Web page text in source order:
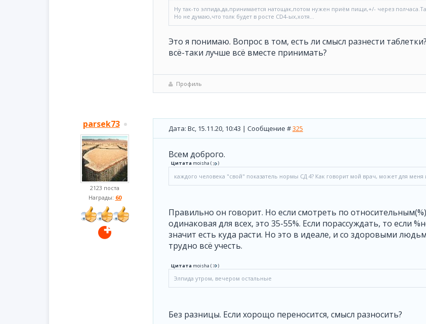
Ну так-то элпида,да,принимается натощак,потом нужен приём пищи,+/- через
Но не думаю,что толк будет в росте CD4-ых,хотя...
Это я понимаю. Вопрос в том, есть ли смысл разнести
всё-таки лучше всё вместе принимать?
Профиль
parsek73
2123 поста
Награды: 60
Дата: Вс, 15.11.20, 10:43 | Сообщение #325
Всем доброго.
Цитата moisha ( )
каждого человека "свой" показатель нормы СД 4? Как говорит мой врач, может для меня
Правильно он говорит. Но если смотреть по
одинаковая для всех, это 35-55%. Если порассуждать, то если
значит есть куда расти. Но это в идеале, и со здоровыми
трудно всё учесть.
Цитата moisha ( )
Элпида утром, вечером остальные
Без разницы. Если хорощо переносится, смысл разносить?